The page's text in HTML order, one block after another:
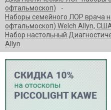
офтальмоскоп)
Наборы семейного ЛОР врача
офтальмоскоп) Welch Allyn,
Набор настольный
Allyn